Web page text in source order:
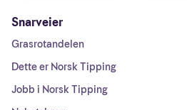
Snarveier
Grasrotandelen
Dette er Norsk Tipping
Jobb i Norsk Tipping